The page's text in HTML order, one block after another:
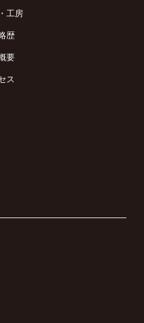
工房
歴
要
ス